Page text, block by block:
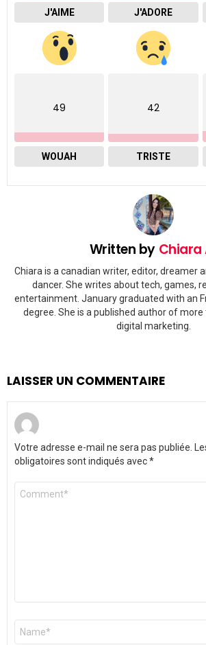
J'AIME J'ADORE
49
WOUAH
42
TRISTE
Written by Chiara
Chiara is a canadian writer, editor, dreamer
dancer. She writes about tech, games,
entertainment. January graduated with an
degree. She is a published author of
digital marketing.
LAISSER UN COMMENTAIRE
Votre adresse e-mail ne sera pas publiée.
obligatoires sont indiqués avec*
Commentaire
Nom